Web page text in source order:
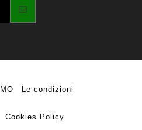
Le condizioni
Cookies Policy